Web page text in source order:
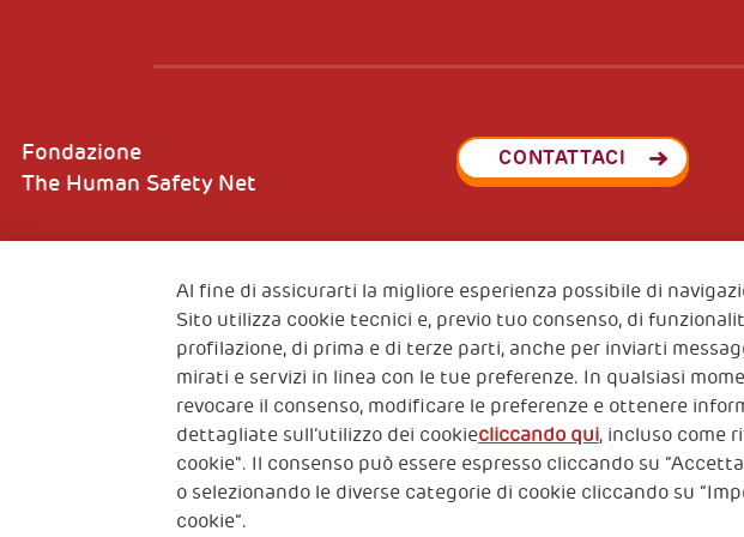
Fondazione
The Human Safety Net
CONTATTACI
2, Piazza Duca degli Abruzzi 34132
Fiscal code (Italy) 90017740326
VAT code 01372940328
Al fine di assicurarti la migliore esperienza possibile di
Sito utilizza cookie tecnici e, previo tuo consenso, di
profilazione, di prima e di terze parti, anche per inviarti
mirati e servizi in linea con le tue preferenze. In qualsiasi
revocare il consenso, modificare le preferenze e ottenere
dettagliate sull’utilizzo dei cookiecliccando qui, incluso come
cookie". Il consenso può essere espresso cliccando su
o selezionando le diverse categorie di cookie cliccando su
cookie”.